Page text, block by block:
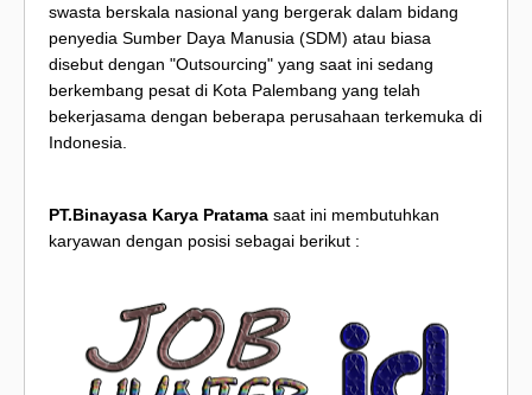
swasta berskala nasional yang bergerak dalam bidang
penyedia Sumber Daya Manusia (SDM) atau biasa
disebut dengan "Outsourcing" yang saat ini sedang
berkembang pesat di Kota Palembang yang telah
bekerjasama dengan beberapa perusahaan terkemuka di
Indonesia.
PT.Binayasa Karya Pratama saat ini membutuhkan
karyawan dengan posisi sebagai berikut :